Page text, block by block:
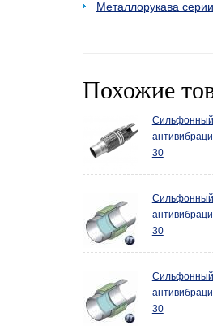
Металлорукава
Похожие
Сильфонный
30
Сильфонный
30
Сильфонный
30